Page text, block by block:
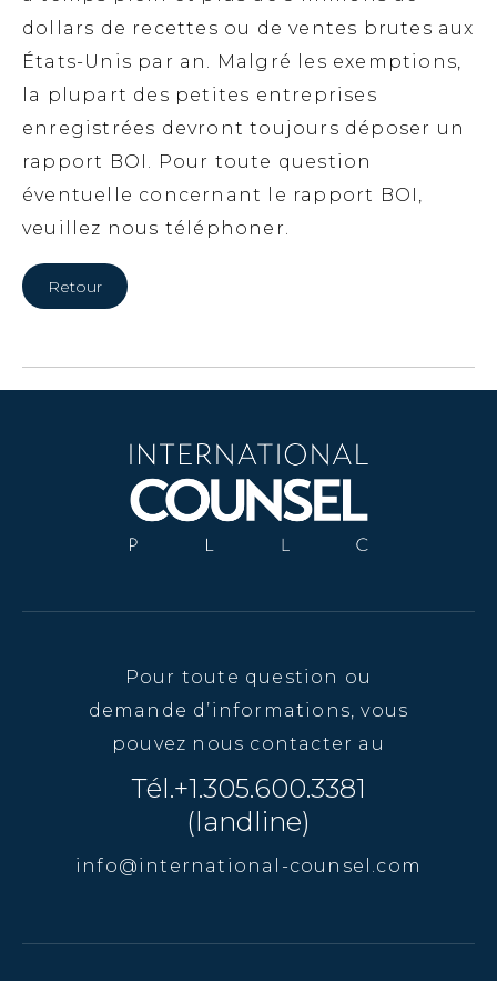
dollars de recettes ou de ventes brutes aux
États-Unis par an. Malgré les exemptions,
la plupart des petites entreprises
enregistrées devront toujours déposer un
rapport BOI. Pour toute question
éventuelle concernant le rapport BOI,
veuillez nous téléphoner.
Retour
Pour toute question ou
demande d’informations, vous
pouvez nous contacter au
Tél.+1.305.600.3381
(landline)
info@international-counsel.com